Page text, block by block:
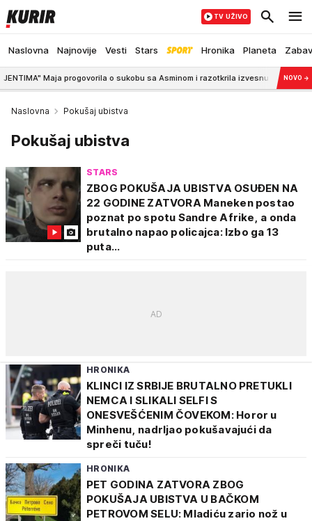
Naslovna Najnovije Vesti Stars Hronika Planeta
TV UŽIVO
progovorila o sukobu sa Asminom i razotkrila izvesnu Gabi: Nema para, pa
NOVO →
Naslovna Pokušaj ubistva
Pokušaj ubistva
STARS
ZBOG POKUŠAJA UBISTVA OSUĐEN NA
22 GODINE ZATVORA Maneken postao
poznat po spotu Sandre Afrike, a onda
brutalno napao policajca: Izbo ga 13
puta...
HRONIKA
KLINCI IZ SRBIJE BRUTALNO PRETUKLI
NEMCA I SLIKALI SELFI S
ONESVEŠĆENIM ČOVEKOM: Horor u
Minhenu, nadrljao pokušavajući da
spreči tuču!
HRONIKA
PET GODINA ZATVORA ZBOG
POKUŠAJA UBISTVA U BAČKOM
PETROVOM SELU: Mladiću zario nož u